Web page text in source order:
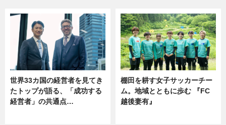
世界33カ国の経営者を見てき
たトップが語る、「成功する
経営者」の共通点…
棚田を耕す女子サッカーチー
ム。地域とともに歩む 『FC
越後妻有』